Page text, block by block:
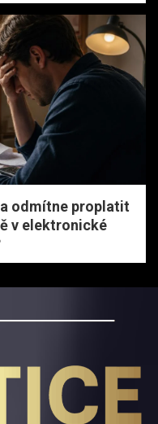
odmítne proplatit
v elektronické